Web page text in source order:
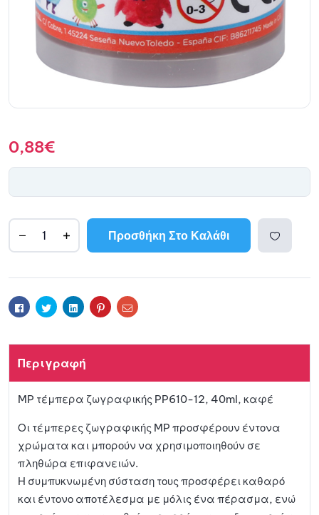
0,88€
Προσθήκη Στο Καλάθι
αγαπη
μένων
r
Facebook
TwitterLinkedinPinterestEmail
Περιγραφή
MP τέμπερα ζωγραφικής PP610-12, 40ml, καφέ
Οι τέμπερες ζωγραφικής MP προσφέρουν έντονα
χρώματα και μπορούν να χρησιμοποιηθούν σε
πληθώρα επιφανειών.
Η συμπυκνωμένη σύσταση τους προσφέρει καθαρό
και έντονο αποτέλεσμα με μόλις ένα πέρασμα, ενώ